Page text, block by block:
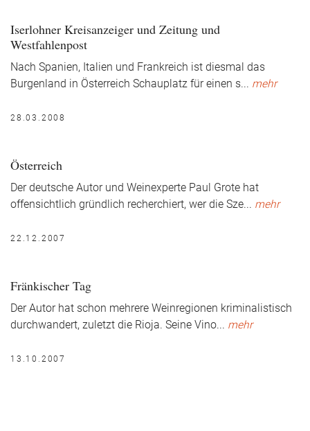
Iserlohner Kreisanzeiger und Zeitung und
Westfahlenpost
Nach Spanien, Italien und Frankreich ist diesmal das
Burgenland in Österreich Schauplatz für einen s... mehr
28.03.2008
Österreich
Der deutsche Autor und Weinexperte Paul Grote hat
offensichtlich gründlich recherchiert, wer die Sze... mehr
22.12.2007
Fränkischer Tag
Der Autor hat schon mehrere Weinregionen kriminalistisch
durchwandert, zuletzt die Rioja. Seine Vino... mehr
13.10.2007